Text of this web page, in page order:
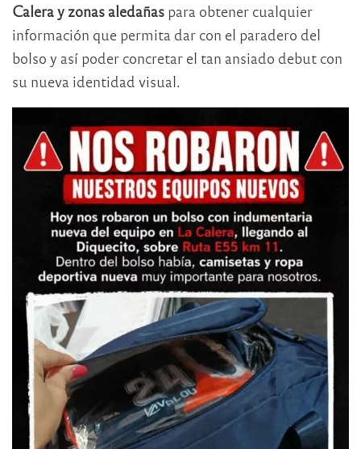
Calera y zonas aledañas para obtener cualquier
información que permita dar con el paradero del
bolso y así poder concretar el tan ansiado debut con
su nueva identidad visual.